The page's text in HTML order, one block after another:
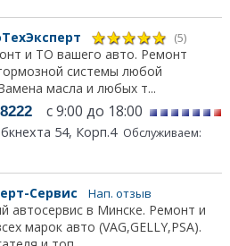
(5)
и ТО вашего авто. Ремонт
системы любой
масла и любых т...
с 9:00 до 18:00
54, Корп.4 Обслуживаем:
Сервис Нап. отзыв
автосервис в Минске. Ремонт и
марок авто (VAG,GELLY,PSA).